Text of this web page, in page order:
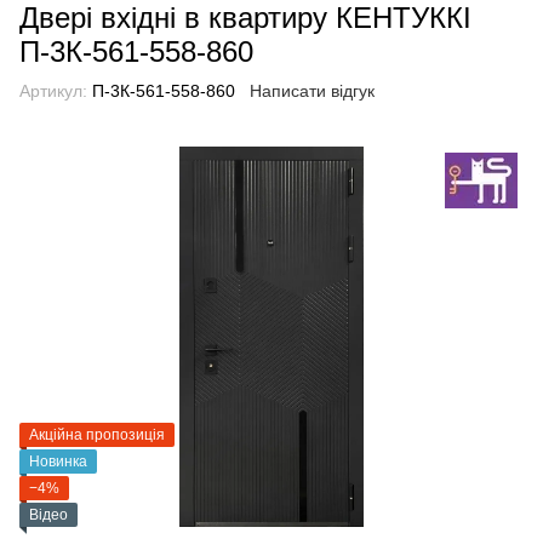
Двері вхідні в квартиру КЕНТУККІ
П-3К-561-558-860
Артикул: П-3К-561-558-860 Написати відгук
Акційна пропозиція
Новинка
−4%
Відео